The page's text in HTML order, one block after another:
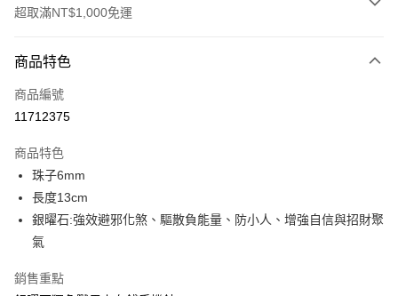
超取滿NT$1,000免運
信用卡一次付款
超商取貨付款
Apple Pay
街口支付
悠遊付
Google Pay
商品特色
商品編號
11712375
商品特色
珠子6mm
長度13cm
銀曜石:強效避邪化煞、驅散負能量、防小人、增強自信與招財聚
氣
銷售重點